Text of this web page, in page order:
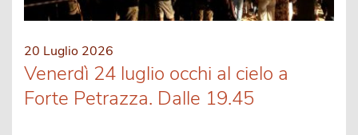
20 Luglio 2026
Venerdì 24 luglio occhi al cielo a
Forte Petrazza. Dalle 19.45